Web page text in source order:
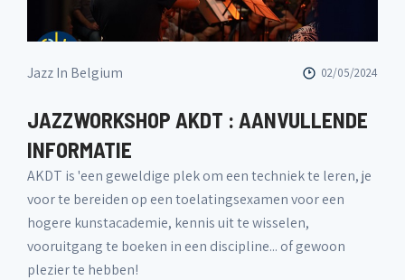
Jazz In Belgium 02/05/2024
JAZZWORKSHOP AKDT : AANVULLENDE
INFORMATIE
AKDT is 'een geweldige plek om een techniek te leren, je
voor te bereiden op een toelatingsexamen voor een
hogere kunstacademie, kennis uit te wisselen,
vooruitgang te boeken in een discipline... of gewoon
plezier te hebben!